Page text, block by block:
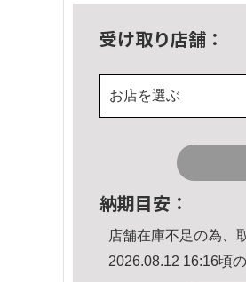
受け取り店舗：
お店を選ぶ
納期目安：
店舗在庫不足の為、
2026.08.12 16:16頃